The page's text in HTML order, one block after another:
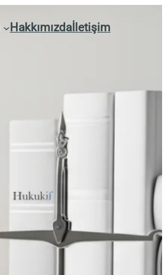
Hakkımızda İletişim